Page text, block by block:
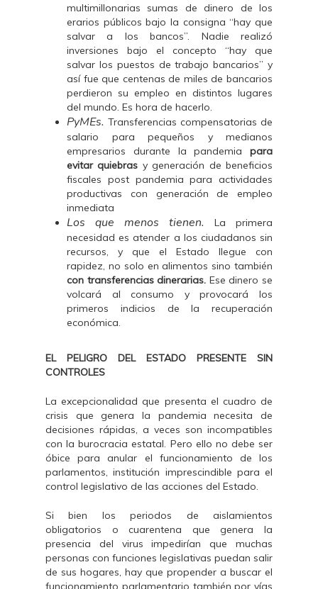
multimillonarias sumas de dinero de los
erarios públicos bajo la consigna “hay que
salvar a los bancos”. Nadie realizó
inversiones bajo el concepto “hay que
salvar los puestos de trabajo bancarios” y
así fue que centenas de miles de bancarios
perdieron su empleo en distintos lugares
del mundo. Es hora de hacerlo.
PyMEs. Transferencias compensatorias de
salario para pequeños y medianos
empresarios durante la pandemia para
evitar quiebras y generación de beneficios
fiscales post pandemia para actividades
productivas con generación de empleo
inmediata
Los que menos tienen.
La primera
necesidad es atender a los ciudadanos sin
recursos, y que el Estado llegue con
rapidez, no solo en alimentos sino también
con transferencias dinerarias. Ese dinero se
volcará al consumo y provocará los
primeros indicios de la recuperación
económica.
EL PELIGRO DEL ESTADO PRESENTE SIN
CONTROLES
La excepcionalidad que presenta el cuadro de
crisis que genera la pandemia necesita de
decisiones rápidas, a veces son incompatibles
con la burocracia estatal. Pero ello no debe ser
óbice para anular el funcionamiento de los
parlamentos, institución imprescindible para el
control legislativo de las acciones del Estado.
Si bien los periodos de aislamientos
obligatorios o cuarentena que genera la
presencia del virus impedirían que muchas
personas con funciones legislativas puedan salir
de sus hogares, hay que propender a buscar el
funcionamiento parlamentario también por vías